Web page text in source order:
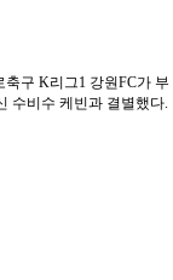
구 K리그1 강원FC가 부
수비수 케빈과 결별했다.